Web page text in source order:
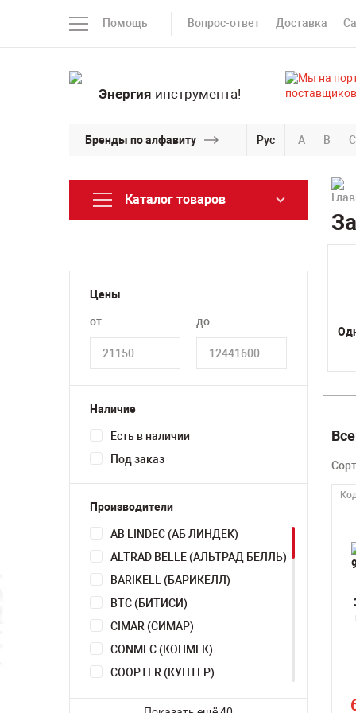
Помощь Вопрос-ответ Доставка
Энергия инструмента!
Бренды по алфавиту Рус A B C
Каталог товаров
Цены
от до
Наличие
Есть в наличии
Под заказ
Производители
AB LINDEC (АБ ЛИНДЕК)
ALTRAD BELLE (АЛЬТРАД БЕЛЛЬ)
BARIKELL (БАРИКЕЛЛ)
BTC (БИТИСИ)
CIMAR (СИМАР)
CONMEC (КОНМЕК)
COOPTER (КУПТЕР)
DYNAMIC (ДИНАМИК)